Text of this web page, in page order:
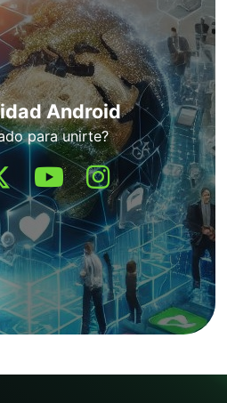
Android
para unirte?